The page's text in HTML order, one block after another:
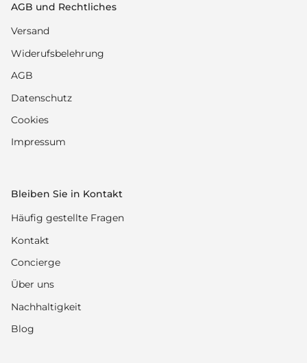
AGB und Rechtliches
Versand
Widerufsbelehrung
AGB
Datenschutz
Cookies
Impressum
Bleiben Sie in Kontakt
Häufig gestellte Fragen
Kontakt
Concierge
Über uns
Nachhaltigkeit
Blog